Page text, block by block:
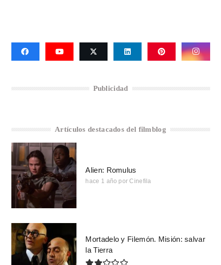
Publicidad
Artículos destacados del filmblog
Alien: Romulus
hace 1 año por Cinefila
Mortadelo y Filemón. Misión: salvar
la Tierra